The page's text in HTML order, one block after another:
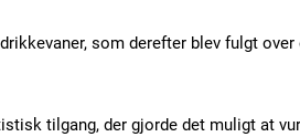
som derefter blev fulgt
tilgang, der gjorde det muligt at